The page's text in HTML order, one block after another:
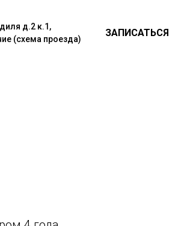
д.2 к.1,
(схема проезда)
ЗАПИСАТЬСЯ